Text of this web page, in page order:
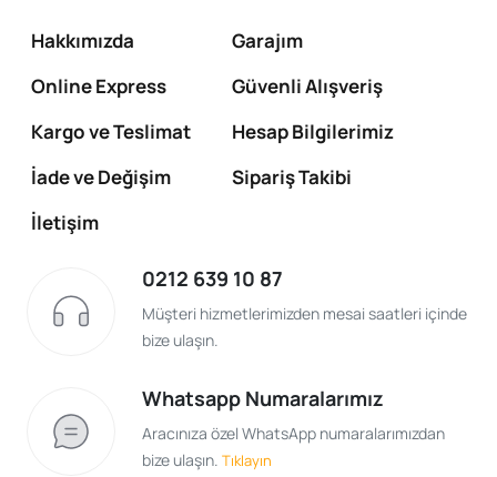
Hakkımızda
Garajım
Online Express
Güvenli Alışveriş
Kargo ve Teslimat
Hesap Bilgilerimiz
İade ve Değişim
Sipariş Takibi
İletişim
0212 639 10 87
Müşteri hizmetlerimizden mesai saatleri içinde
bize ulaşın.
Whatsapp Numaralarımız
Aracınıza özel WhatsApp numaralarımızdan
bize ulaşın. Tıklayın